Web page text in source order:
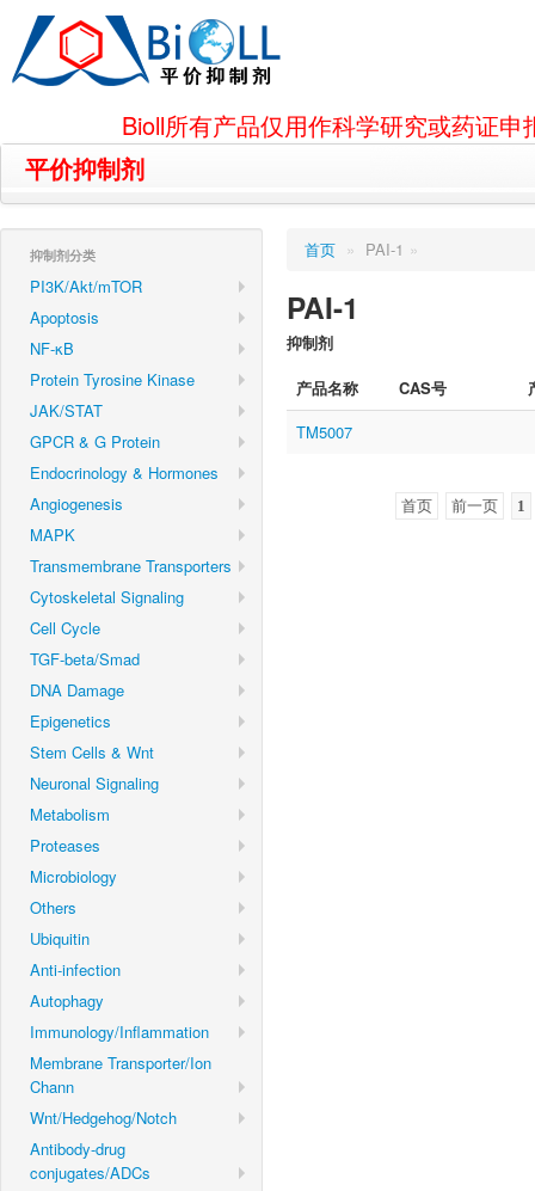
Bioll所有产品仅用作科学研究或药证
平价抑制剂
抑制剂分类
PI3K/Akt/mTOR
Apoptosis
NF-κB
Protein Tyrosine Kinase
JAK/STAT
GPCR & G Protein
Endocrinology & Hormones
Angiogenesis
MAPK
Transmembrane Transporters
Cytoskeletal Signaling
Cell Cycle
TGF-beta/Smad
DNA Damage
Epigenetics
Stem Cells & Wnt
Neuronal Signaling
Metabolism
Proteases
Microbiology
Others
Ubiquitin
Anti-infection
Autophagy
Immunology/Inflammation
Membrane Transporter/Ion
Chann
Wnt/Hedgehog/Notch
Antibody-drug
conjugates/ADCs
首页 » PAI-1 »
PAI-1
抑制剂
产品名称
CAS号
TM5007
首页 前一页 1